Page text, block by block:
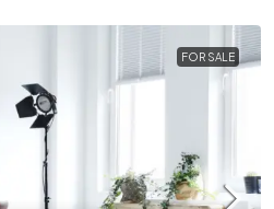
FOR SALE